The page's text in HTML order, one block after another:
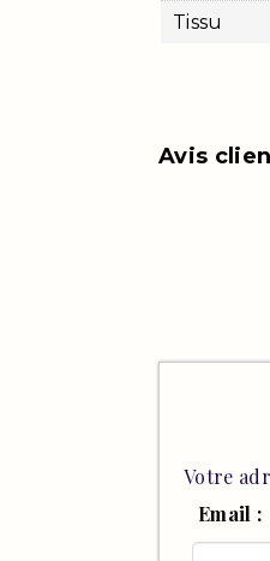
Tissu
Avis
Votre
Email :